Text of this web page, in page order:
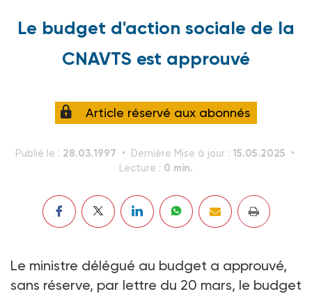
Le budget d'action sociale de la
CNAVTS est approuvé
Article réservé aux abonnés
Publié le : 28.03.1997 Dernière Mise à jour : 15.05.2025
Lecture : 0 min.
Le ministre délégué au budget a approuvé,
sans réserve, par lettre du 20 mars, le budget